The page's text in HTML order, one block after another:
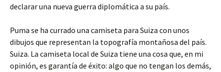
declarar una nueva guerra diplomática a su país.
Puma se ha currado una camiseta para Suiza con unos
dibujos que representan la topografía montañosa del país.
Suiza. La camiseta local de Suiza tiene una cosa que, en mi
opinión, es garantía de éxito: algo que no tengan los demás,